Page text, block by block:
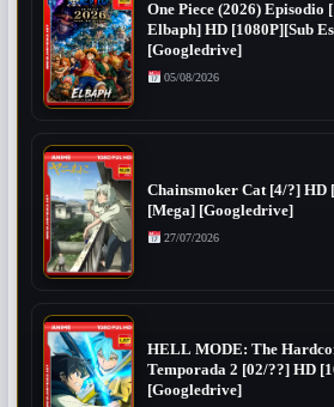
One Piece (2026) Episodio
Elbaph] HD [1080P][Sub
[Googledrive]
05/08/2026
Chainsmoker Cat [4/?] HD [1080P][Sub Español]
[Mega] [Googledrive]
27/07/2026
HELL MODE: The
Temporada 2 [02/??] HD
[Googledrive]